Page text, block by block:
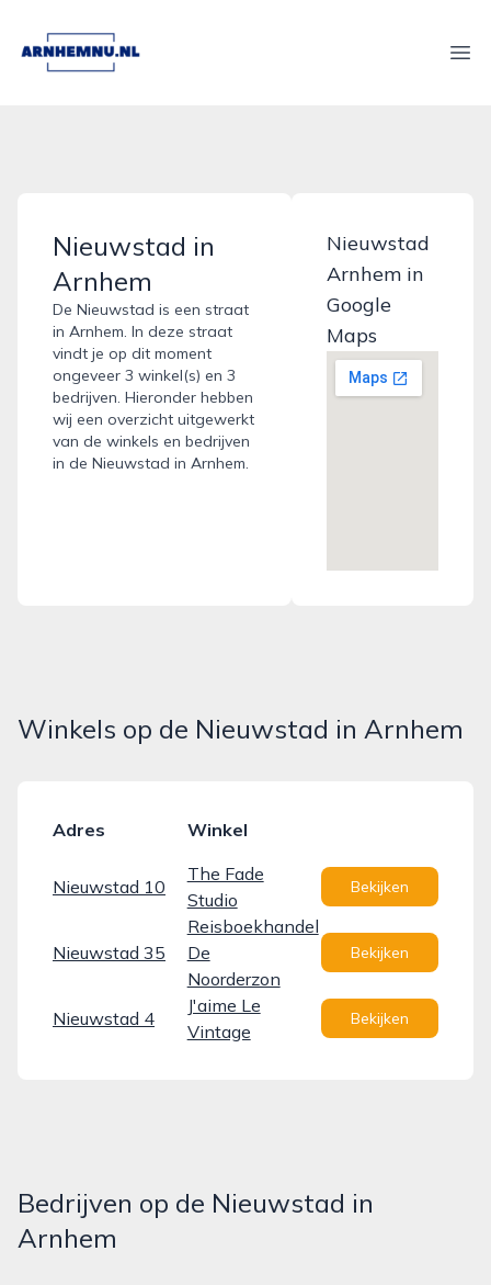
arnhemnu.nl
Nieuwstad in
Arnhem
De Nieuwstad is een straat
in Arnhem. In deze straat
vindt je op dit moment
ongeveer 3 winkel(s) en 3
bedrijven. Hieronder hebben
wij een overzicht uitgewerkt
van de winkels en bedrijven
in de Nieuwstad in Arnhem.
Nieuwstad
Arnhem in
Google
Maps
Winkels op de Nieuwstad in Arnhem
Adres Winkel
Nieuwstad 10
The Fade
Studio
Bekijken
Nieuwstad 35
Reisboekhandel
De
Noorderzon
Bekijken
Nieuwstad 4
J'aime Le
Vintage
Bekijken
Bedrijven op de Nieuwstad in
Arnhem